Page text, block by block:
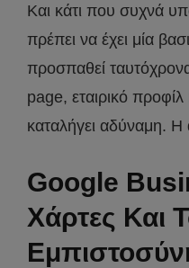
Και κάτι που συχνά
πρέπει να έχει μία
προσπαθεί
page, εταιρικό
καταλήγει αδύναμη. Η
Google
Χάρτες Και